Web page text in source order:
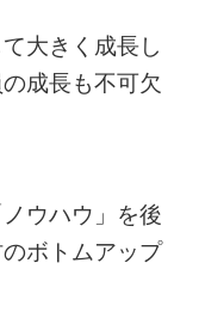
大きく成長し
成長も不可欠
ウハウ」を後
ボトムアップ